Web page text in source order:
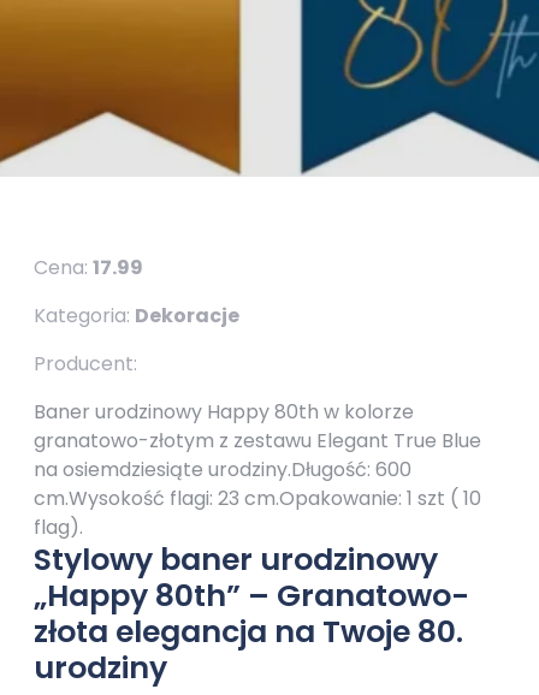
Cena: 17.99
Kategoria: Dekoracje
Producent:
Baner urodzinowy Happy 80th w kolorze
granatowo-złotym z zestawu Elegant True Blue
na osiemdziesiąte urodziny.Długość: 600
cm.Wysokość flagi: 23 cm.Opakowanie: 1 szt ( 10
flag).
Stylowy baner urodzinowy
„Happy 80th” – Granatowo-
złota elegancja na Twoje 80.
urodziny